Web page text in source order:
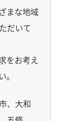
まな地域
だいて
をお考え
、大和